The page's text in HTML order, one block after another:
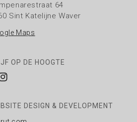
64
Sint Katelijne Waver
Maps
OP DE HOOGTE
DESIGN & DEVELOPMENT